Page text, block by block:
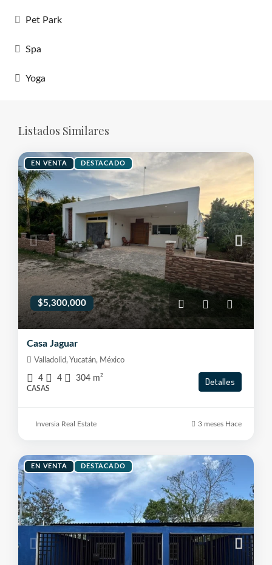
Pet Park
Spa
Yoga
Listados Similares
EN VENTA DESTACADO
$5,300,000
Casa Jaguar
Valladolid, Yucatán, México
4 4 304 m²
CASAS
Detalles
Inversia Real Estate 3 meses Hace
EN VENTA DESTACADO